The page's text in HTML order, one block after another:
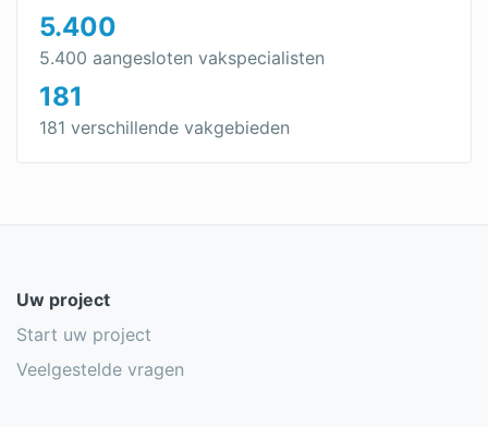
5.400
5.400 aangesloten vakspecialisten
181
181 verschillende vakgebieden
Uw project
Start uw project
Veelgestelde vragen